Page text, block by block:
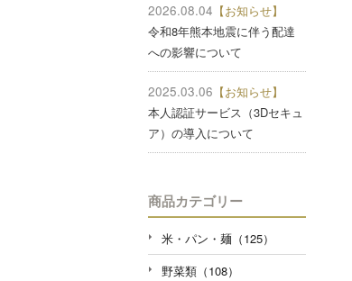
2026.08.04 【お知らせ】
令和8年熊本地震に伴う配達
への影響について
2025.03.06 【お知らせ】
本人認証サービス（3Dセキュ
ア）の導入について
商品カテゴリー
米・パン・麺（125）
野菜類（108）